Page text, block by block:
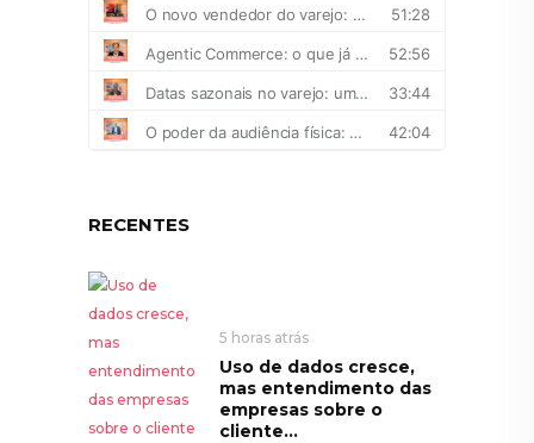
RECENTES
5 horas atrás
Uso de dados cresce,
mas entendimento das
empresas sobre o
cliente...